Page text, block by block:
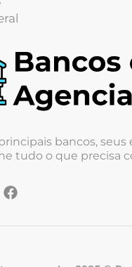
bancos, seus
tudo o que precisa